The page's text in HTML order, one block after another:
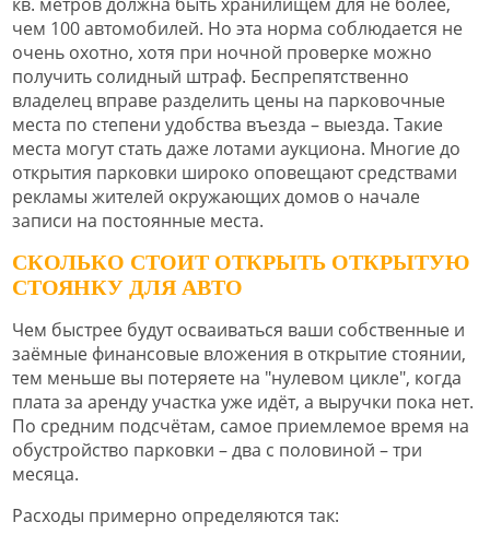
чем 100 автомобилей. Но эта норма соблюдается не
очень охотно, хотя при ночной проверке можно
получить солидный штраф. Беспрепятственно
владелец вправе разделить цены на парковочные
места по степени удобства въезда – выезда. Такие
места могут стать даже лотами аукциона. Многие до
открытия парковки широко оповещают средствами
рекламы жителей окружающих домов о начале
записи на постоянные места.
СКОЛЬКО СТОИТ ОТКРЫТЬ ОТКРЫТУЮ
СТОЯНКУ ДЛЯ АВТО
Чем быстрее будут осваиваться ваши собственные и
заёмные финансовые вложения в открытие стоянии,
тем меньше вы потеряете на "нулевом цикле", когда
плата за аренду участка уже идёт, а выручки пока нет.
По средним подсчётам, самое приемлемое время на
обустройство парковки – два с половиной – три
месяца.
Расходы примерно определяются так: